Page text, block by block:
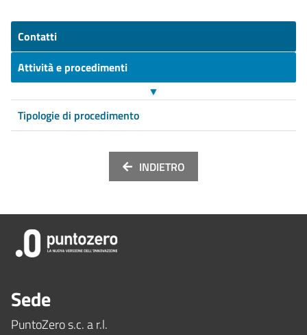
Contatti
Attività e procedimenti
▼
Tipologie di procedimento
INDIETRO
Sede
PuntoZero s.c. a r.l.